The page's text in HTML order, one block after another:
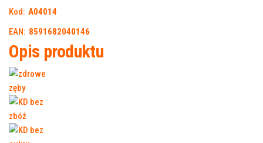
Kod: A04014
EAN: 8591682040146
Opis produktu